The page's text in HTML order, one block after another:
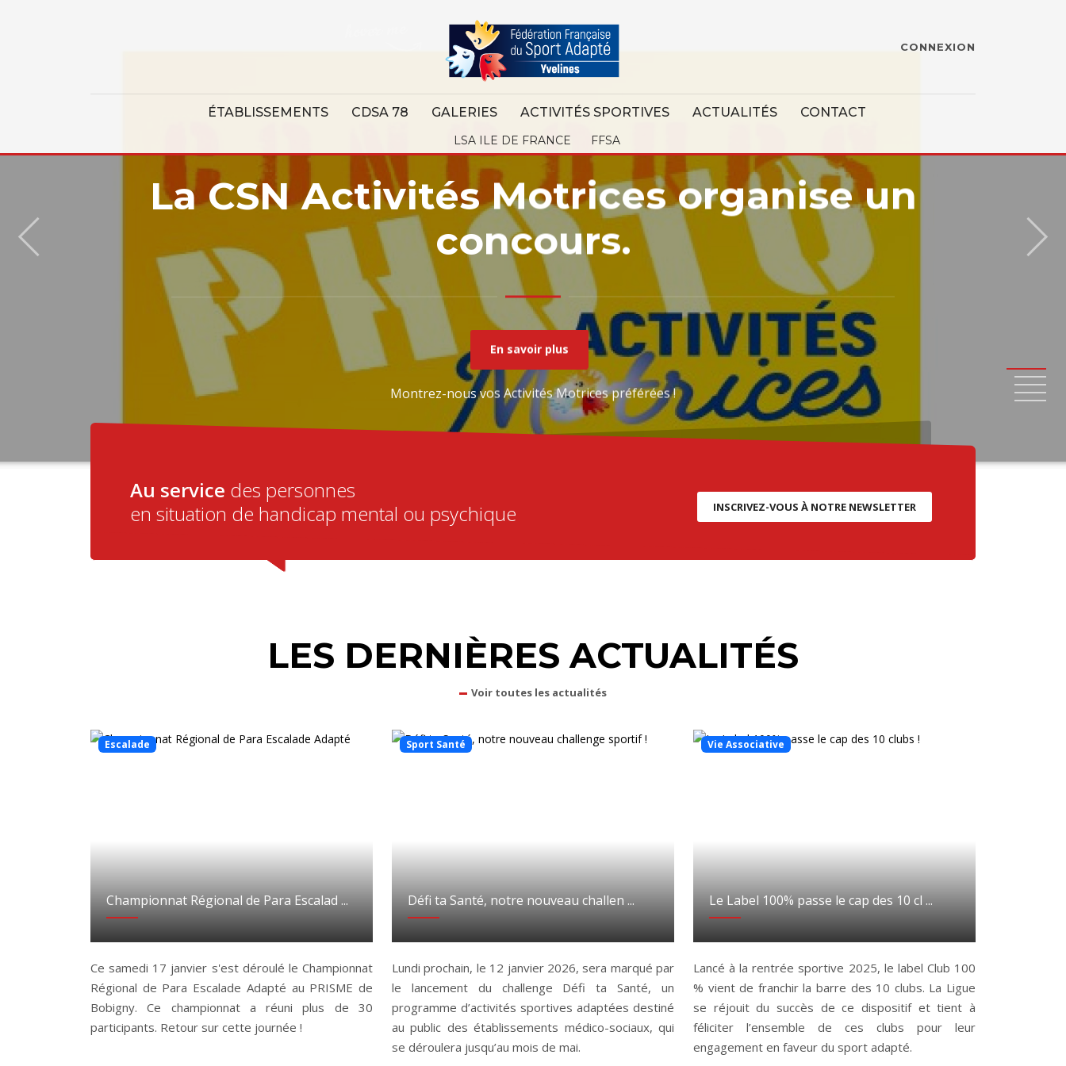
CONNEXION
ÉTABLISSEMENTS CDSA 78 GALERIES ACTIVITÉS SPORTIVES ACTUALITÉS CONTACT
LSA ILE DE FRANCE FFSA
La CSN Activités Motrices organise un
concours.
En savoir plus
Montrez-nous vos Activités Motrices préférées !
Au service des personnes
en situation de handicap mental ou psychique
INSCRIVEZ-VOUS À NOTRE NEWSLETTER
LES DERNIÈRES ACTUALITÉS
Voir toutes les actualités
Escalade
Championnat Régional de Para Escalad ...
Ce samedi 17 janvier s'est déroulé le Championnat
Régional de Para Escalade Adapté au PRISME de
Bobigny. Ce championnat a réuni plus de 30
participants. Retour sur cette journée !
Sport Santé
Défi ta Santé, notre nouveau challen ...
Lundi prochain, le 12 janvier 2026, sera marqué par
le lancement du challenge Défi ta Santé, un
programme d’activités sportives adaptées destiné
au public des établissements médico-sociaux, qui
se déroulera jusqu’au mois de mai.
Vie Associative
Le Label 100% passe le cap des 10 cl ...
Lancé à la rentrée sportive 2025, le label Club 100
% vient de franchir la barre des 10 clubs. La Ligue
se réjouit du succès de ce dispositif et tient à
féliciter l’ensemble de ces clubs pour leur
engagement en faveur du sport adapté.